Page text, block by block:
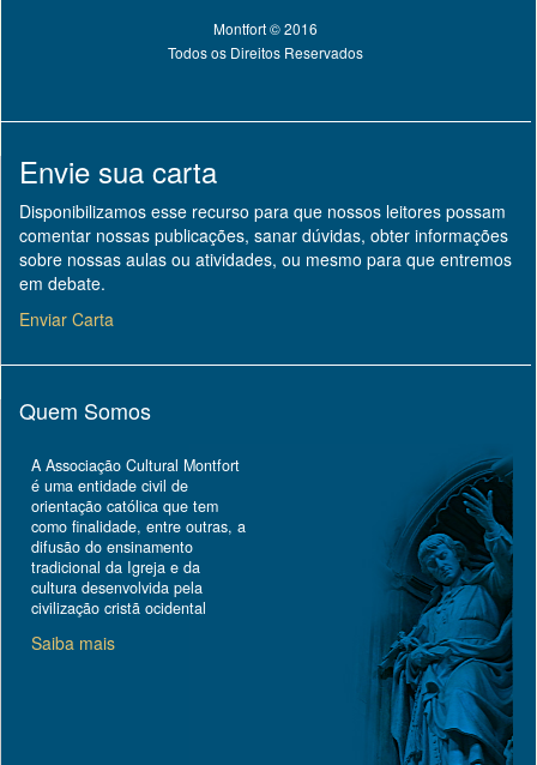
Montfort © 2016
Todos os Direitos Reservados
Envie sua carta
Disponibilizamos esse recurso para que nossos leitores possam
comentar nossas publicações, sanar dúvidas, obter informações
sobre nossas aulas ou atividades, ou mesmo para que entremos
em debate.
Enviar Carta
Quem Somos
A Associação Cultural Montfort
é uma entidade civil de
orientação católica que tem
como finalidade, entre outras, a
difusão do ensinamento
tradicional da Igreja e da
cultura desenvolvida pela
civilização cristã ocidental
Saiba mais